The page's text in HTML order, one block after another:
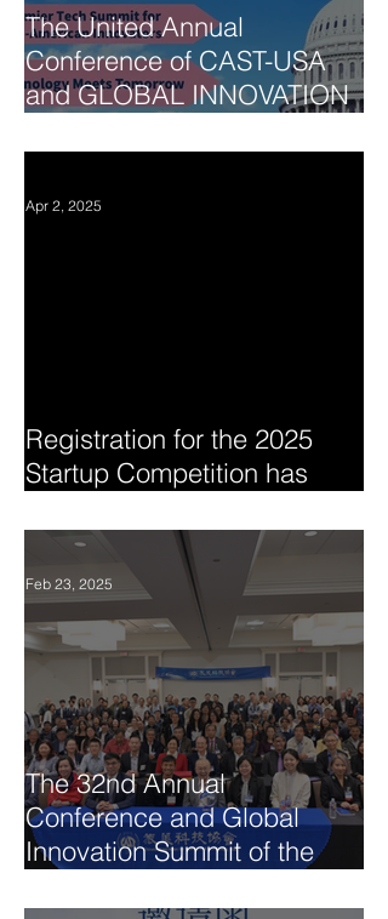
The United Annual
Conference of CAST-USA
and GLOBAL INNOVATION
Registration for the 2025
Startup Competition has
Apr 2, 2025
The 32nd Annual
Conference and Global
Innovation Summit of the
Feb 23, 2025